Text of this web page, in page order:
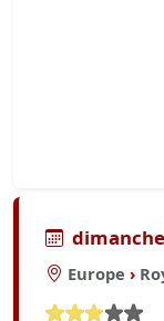
Europe ›